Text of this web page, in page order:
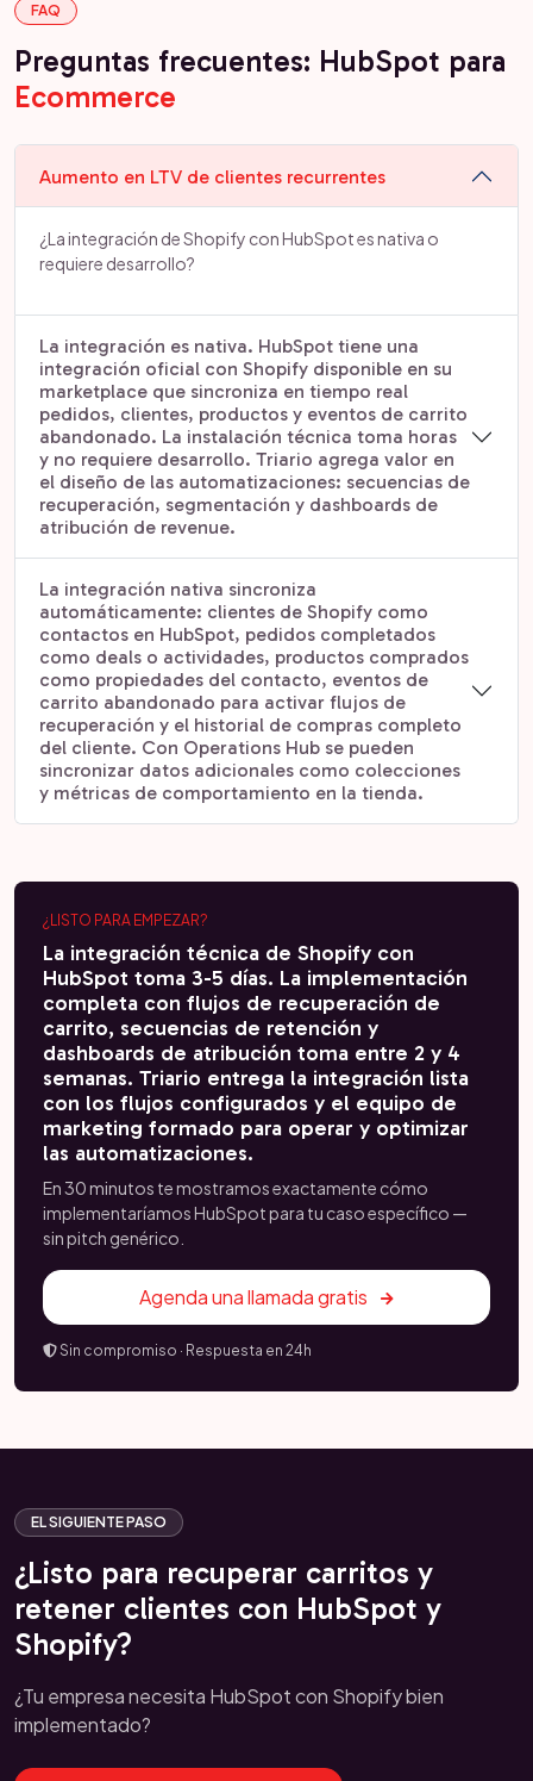
FAQ
Preguntas frecuentes: HubSpot para
Ecommerce
Aumento en LTV de clientes recurrentes
¿La integración de Shopify con HubSpot es nativa o
requiere desarrollo?
La integración es nativa. HubSpot tiene una
integración oficial con Shopify disponible en su
marketplace que sincroniza en tiempo real
pedidos, clientes, productos y eventos de carrito
abandonado. La instalación técnica toma horas
y no requiere desarrollo. Triario agrega valor en
el diseño de las automatizaciones: secuencias de
recuperación, segmentación y dashboards de
atribución de revenue.
La integración nativa sincroniza
automáticamente: clientes de Shopify como
contactos en HubSpot, pedidos completados
como deals o actividades, productos comprados
como propiedades del contacto, eventos de
carrito abandonado para activar flujos de
recuperación y el historial de compras completo
del cliente. Con Operations Hub se pueden
sincronizar datos adicionales como colecciones
y métricas de comportamiento en la tienda.
¿LISTO PARA EMPEZAR?
La integración técnica de Shopify con
HubSpot toma 3-5 días. La implementación
completa con flujos de recuperación de
carrito, secuencias de retención y
dashboards de atribución toma entre 2 y 4
semanas. Triario entrega la integración lista
con los flujos configurados y el equipo de
marketing formado para operar y optimizar
las automatizaciones.
En 30 minutos te mostramos exactamente cómo
implementaríamos HubSpot para tu caso específico —
sin pitch genérico.
Agenda una llamada gratis
Sin compromiso · Respuesta en 24h
EL SIGUIENTE PASO
¿Listo para recuperar carritos y
retener clientes con HubSpot y
Shopify?
¿Tu empresa necesita HubSpot con Shopify bien
implementado?